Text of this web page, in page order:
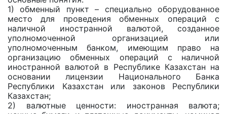
1) обменный пункт – специально оборудованное
место для проведения обменных операций с
наличной иностранной валютой, созданное
уполномоченной организацией или
уполномоченным банком, имеющим право на
организацию обменных операций с наличной
иностранной валютой в Республике Казахстан на
основании лицензии Национального Банка
Республики Казахстан или законов Республики
Казахстан;
2) валютные ценности: иностранная валюта;